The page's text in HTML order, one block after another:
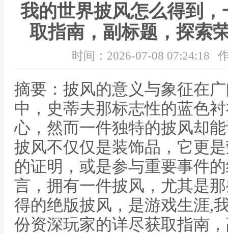
我的世界披风怎么得到
取指南，副标题，探索
时间：2026-07-08 07:24:18
摘要：披风的意义与象征在
中，史蒂夫那标志性的蓝色
心，然而一件独特的披风却
披风不仅仅是装饰品，它更
的证明，或是参与重要事件
言，拥有一件披风，尤其是
得的绝版披风，是游戏生涯,
份资深玩家的详尽获取指南